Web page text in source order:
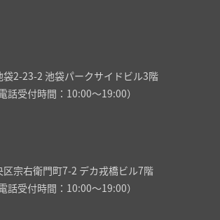
袋2-23-2 池袋パークサイドビル3階
電話受付時間：10:00～19:00）
宗右衛門町7-2 デカ戎橋ビル7階
電話受付時間：10:00～19:00）